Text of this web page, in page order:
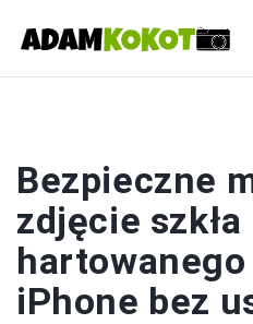
Bezpieczne
zdjęcie szkła
iPhone bez